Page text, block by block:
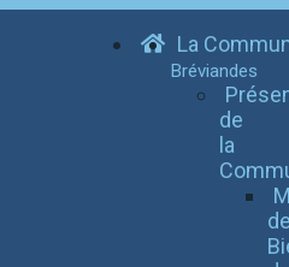
La
Bréviandes
de
la
de